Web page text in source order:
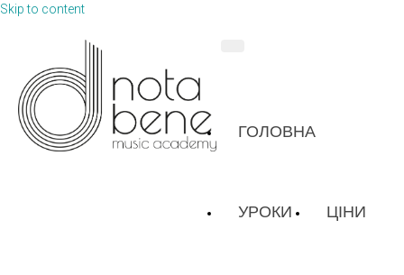
Skip to content
ГОЛОВНА
УРОКИ ЦІНИ